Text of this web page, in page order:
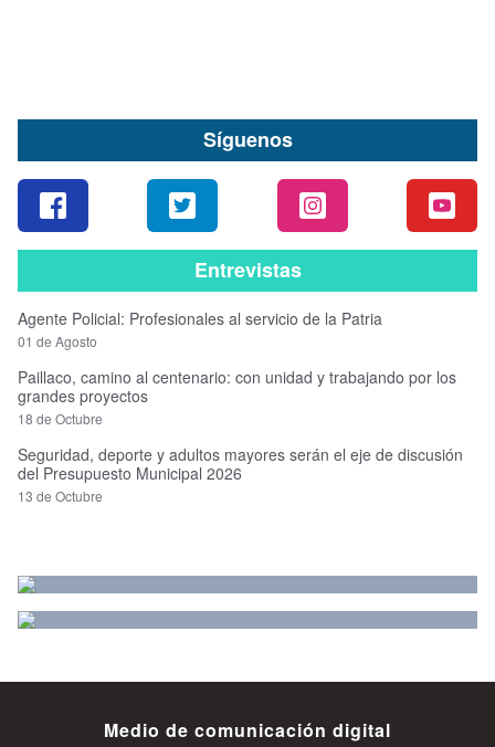
Síguenos
Entrevistas
Agente Policial: Profesionales al servicio de la Patria
01 de Agosto
Paillaco, camino al centenario: con unidad y trabajando por los
grandes proyectos
18 de Octubre
Seguridad, deporte y adultos mayores serán el eje de discusión
del Presupuesto Municipal 2026
13 de Octubre
Medio de comunicación digital